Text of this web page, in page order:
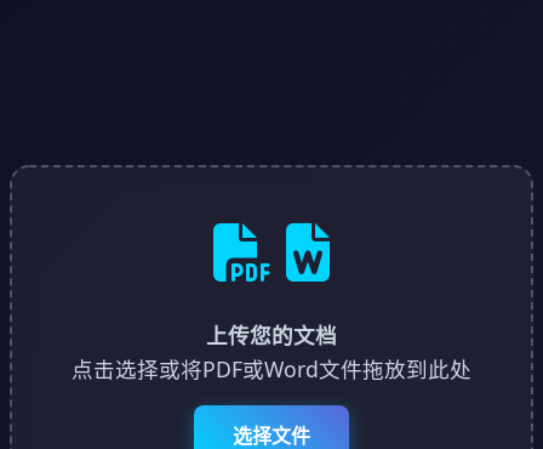
上传您的文档
点击选择或将PDF或Word文件拖放到此处
选择文件